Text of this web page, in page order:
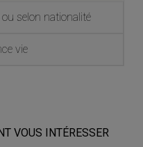
selon nationalité
vie
VOUS INTÉRESSER